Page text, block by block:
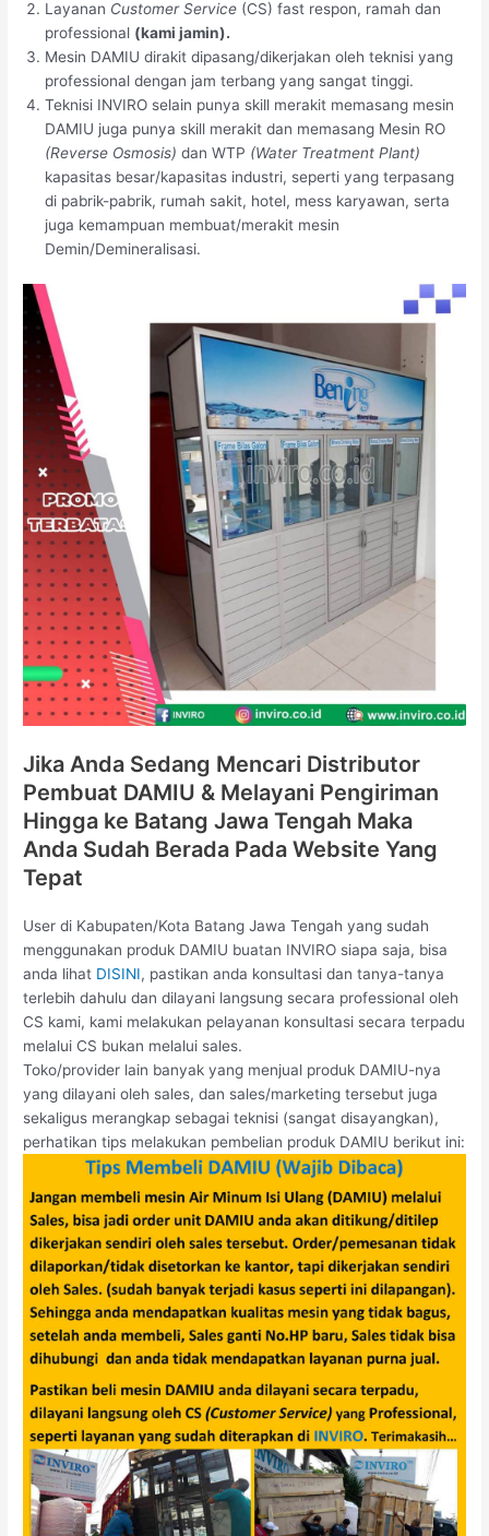
Layanan Customer Service (CS) fast respon, ramah dan
professional (kami jamin).
Mesin DAMIU dirakit dipasang/dikerjakan oleh teknisi yang
professional dengan jam terbang yang sangat tinggi.
Teknisi INVIRO selain punya skill merakit memasang mesin
DAMIU juga punya skill merakit dan memasang Mesin RO
(Reverse Osmosis) dan WTP (Water Treatment Plant)
kapasitas besar/kapasitas industri, seperti yang terpasang
di pabrik-pabrik, rumah sakit, hotel, mess karyawan, serta
juga kemampuan membuat/merakit mesin
Demin/Demineralisasi.
Jika Anda Sedang Mencari Distributor
Pembuat DAMIU & Melayani Pengiriman
Hingga ke Batang Jawa Tengah Maka
Anda Sudah Berada Pada Website Yang
Tepat
User di Kabupaten/Kota Batang Jawa Tengah yang sudah
menggunakan produk DAMIU buatan INVIRO siapa saja, bisa
anda lihat DISINI, pastikan anda konsultasi dan tanya-tanya
terlebih dahulu dan dilayani langsung secara professional oleh
CS kami, kami melakukan pelayanan konsultasi secara terpadu
melalui CS bukan melalui sales.
Toko/provider lain banyak yang menjual produk DAMIU-nya
yang dilayani oleh sales, dan sales/marketing tersebut juga
sekaligus merangkap sebagai teknisi (sangat disayangkan),
perhatikan tips melakukan pembelian produk DAMIU berikut ini: